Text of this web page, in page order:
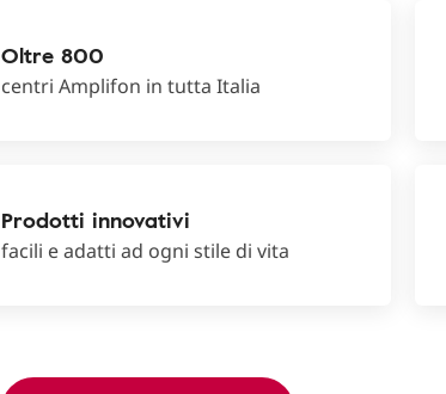
Oltre 800
centri Amplifon in tutta Italia
Prodotti innovativi
facili e adatti ad ogni stile di vita